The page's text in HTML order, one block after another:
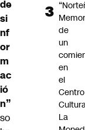
de
si
nf
or
m
ac
ió
n”
so
de
un
en
el
Centro
La